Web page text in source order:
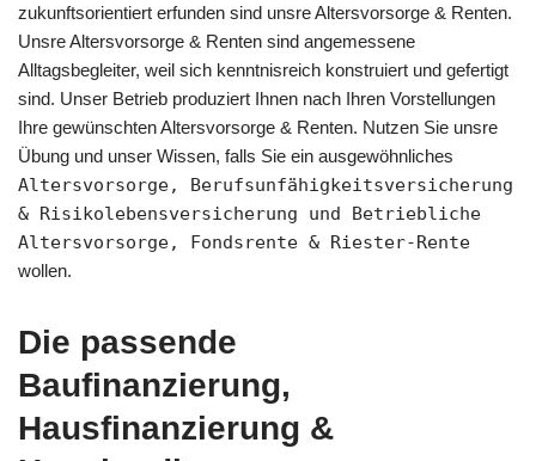
zukunftsorientiert erfunden sind unsre Altersvorsorge & Renten.
Unsre Altersvorsorge & Renten sind angemessene
Alltagsbegleiter, weil sich kenntnisreich konstruiert und gefertigt
sind. Unser Betrieb produziert Ihnen nach Ihren Vorstellungen
Ihre gewünschten Altersvorsorge & Renten. Nutzen Sie unsre
Übung und unser Wissen, falls Sie ein ausgewöhnliches
Altersvorsorge, Berufsunfähigkeitsversicherung
& Risikolebensversicherung und Betriebliche
Altersvorsorge, Fondsrente & Riester-Rente
wollen.
Die passende
Baufinanzierung,
Hausfinanzierung &